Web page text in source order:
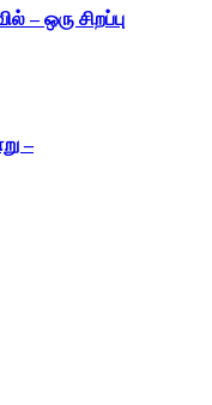
ஒரு சிறப்பு
–